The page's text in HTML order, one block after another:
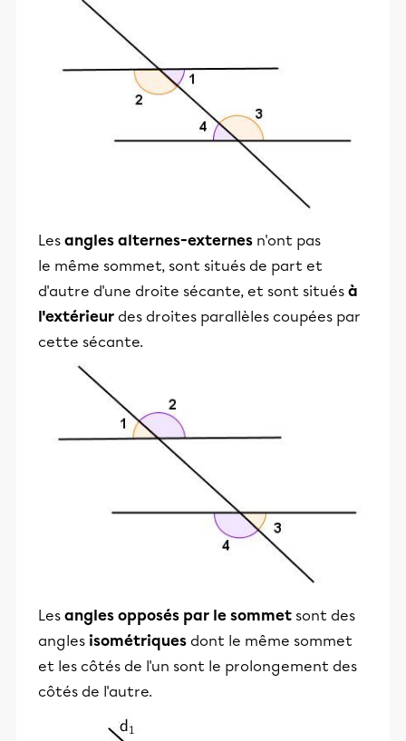
Les angles alternes-externes n'ont pas
le même sommet, sont situés de part et
d'autre d'une droite sécante, et sont situés à
l'extérieur des droites parallèles coupées par
cette sécante.
Les angles opposés par le sommet ​sont des
angles isométriques dont le même sommet
et les côtés de l'un sont le prolongement des
côtés de l'autre.